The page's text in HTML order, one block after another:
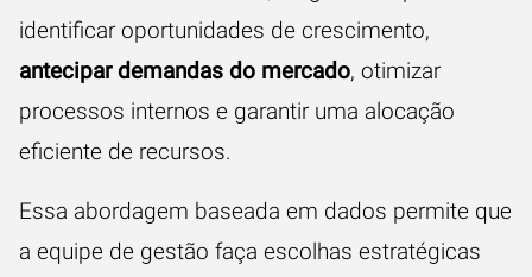
identificar oportunidades de crescimento,
antecipar demandas do mercado, otimizar
processos internos e garantir uma alocação
eficiente de recursos.
Essa abordagem baseada em dados permite que
a equipe de gestão faça escolhas estratégicas